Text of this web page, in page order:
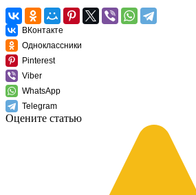
ВКонтакте
Одноклассники
Pinterest
Viber
WhatsApp
Telegram
Оцените статью